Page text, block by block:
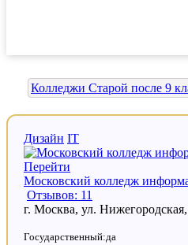
Колледжи Старой после 9
Дизайн IT
Перейти
Московский колледж
Отзывов: 11
г. Москва, ул.
Государственный:да